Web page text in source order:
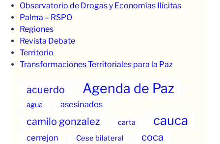
Observatorio de Drogas y Economías Ilícitas
Palma – RSPO
Regiones
Revista Debate
Territorio
Transformaciones Territoriales para la Paz
acuerdo Agenda de Paz
agua asesinados
camilo gonzalez carta cauca
cerrejon Cese bilateral coca